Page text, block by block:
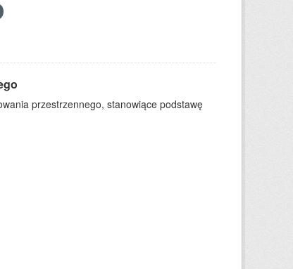
przestrzennego, stanowiące podstawę